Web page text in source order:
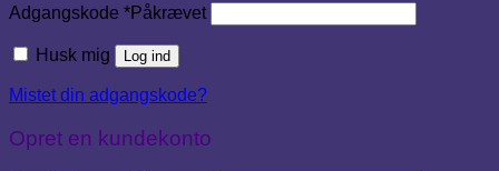
Adgangskode *Påkrævet
Husk mig Log ind
Mistet din adgangskode?
Opret en kundekonto